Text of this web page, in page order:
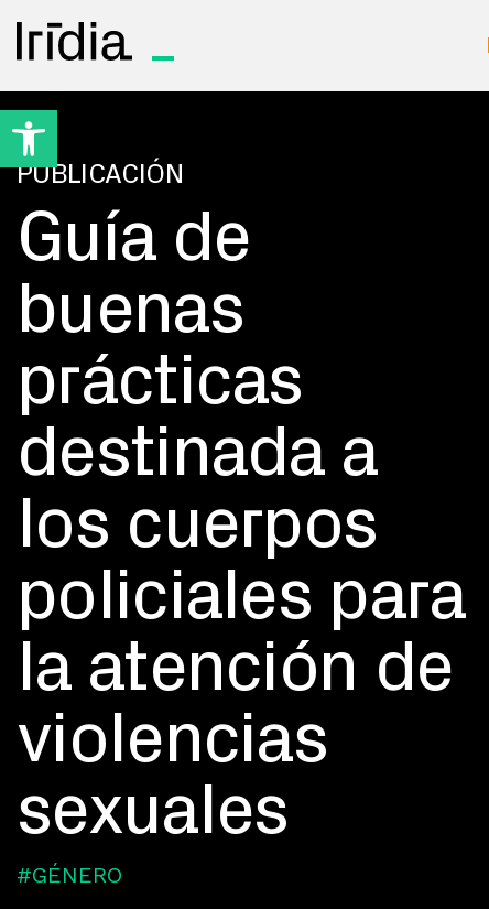
Open toolbar
Irídia
PUBLICACIÓN
Guía de
buenas
prácticas
destinada a
los cuerpos
policiales para
la atención de
violencias
sexuales
#GÉNERO